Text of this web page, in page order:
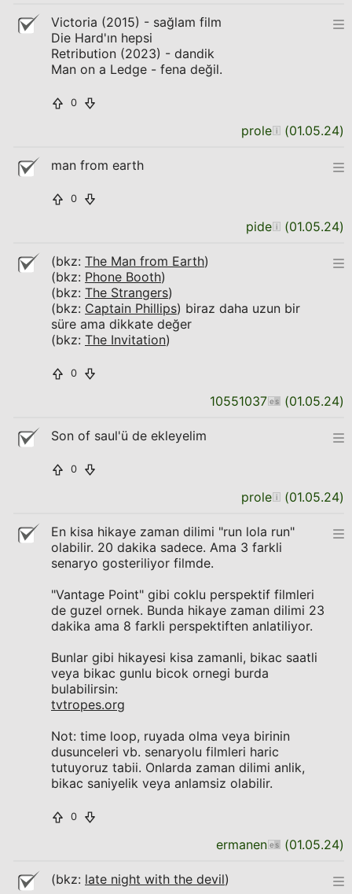
Victoria (2015) - sağlam film
Die Hard'ın hepsi
Retribution (2023) - dandik
Man on a Ledge - fena değil.
0
prole (01.05.24)
man from earth
0
pide (01.05.24)
(bkz: The Man from Earth)
(bkz: Phone Booth)
(bkz: The Strangers)
(bkz: Captain Phillips) biraz daha uzun bir
süre ama dikkate değer
(bkz: The Invitation)
0
10551037 (01.05.24)
Son of saul'ü de ekleyelim
0
prole (01.05.24)
En kisa hikaye zaman dilimi "run lola run"
olabilir. 20 dakika sadece. Ama 3 farkli
senaryo gosteriliyor filmde.
"Vantage Point" gibi coklu perspektif filmleri
de guzel ornek. Bunda hikaye zaman dilimi 23
dakika ama 8 farkli perspektiften anlatiliyor.
Bunlar gibi hikayesi kisa zamanli, bikac saatli
veya bikac gunlu bicok ornegi burda
bulabilirsin:
tvtropes.org
Not: time loop, ruyada olma veya birinin
dusunceleri vb. senaryolu filmleri haric
tutuyoruz tabii. Onlarda zaman dilimi anlik,
bikac saniyelik veya anlamsiz olabilir.
0
ermanen (01.05.24)
(bkz: late night with the devil)